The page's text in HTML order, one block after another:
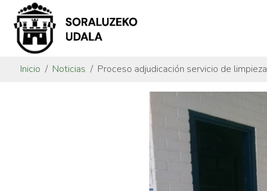
Inicio Noticias Proceso adjudicación servicio de limpieza